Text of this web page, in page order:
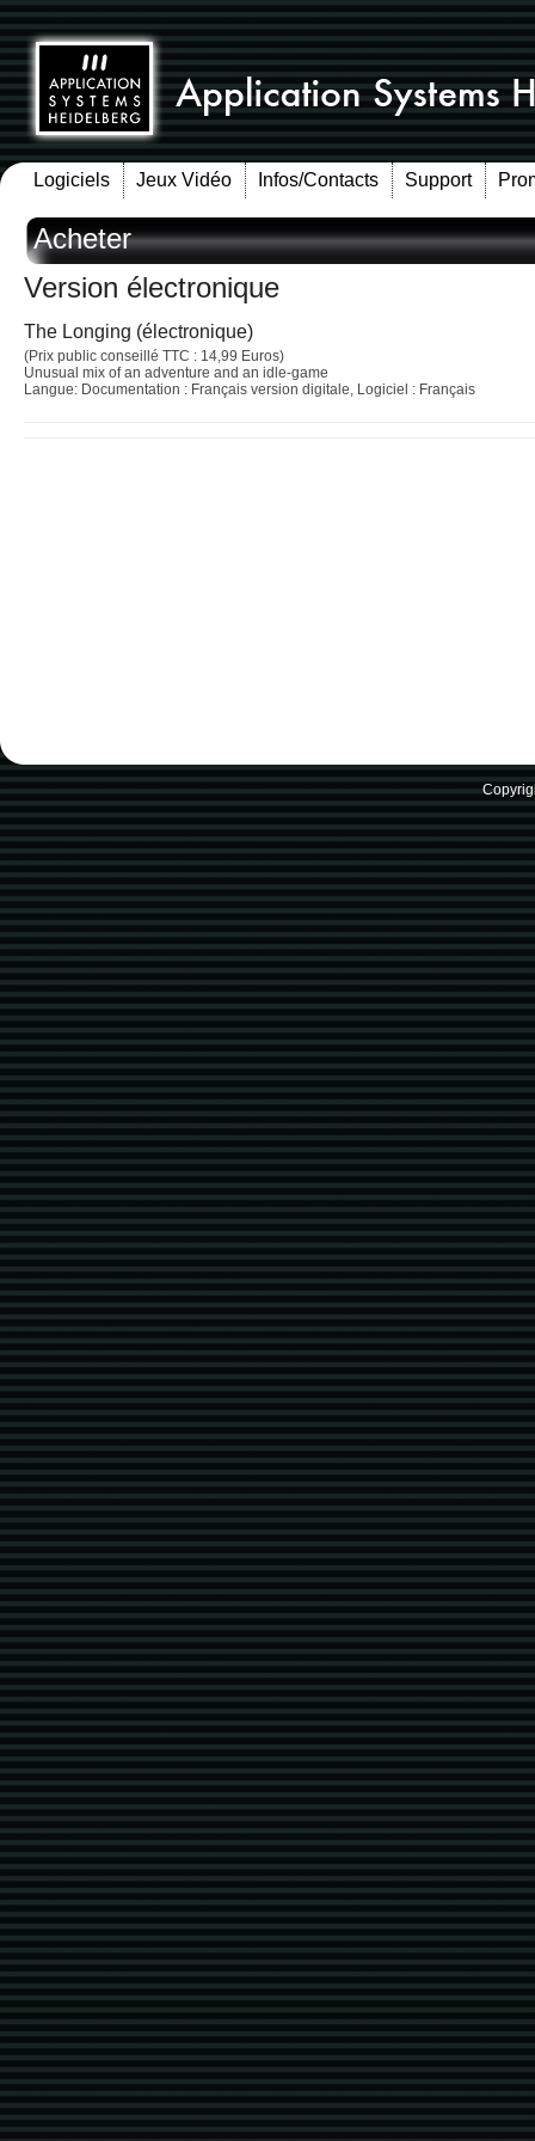
Logiciels Jeux Vidéo Infos/Contacts Support
Acheter
Version électronique
The Longing (électronique)
(Prix public conseillé TTC : 14,99 Euros)
Unusual mix of an adventure and an idle-game
Langue: Documentation : Français version digitale, Logiciel : Français